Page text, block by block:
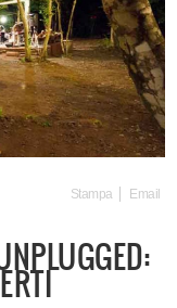
Stampa Email